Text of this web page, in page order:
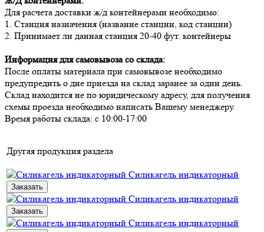
Для расчета доставки ж/д контейнерами необходимо:
1. Станция назначения (название станции, код станции)
2. Принимает ли данная станция 20-40 фут. контейнеры
Информация для самовывоза со склада:
После оплаты материала при самовывозе необходимо
предупредить о дне приезда на склад заранее за один день.
Склад находится не по юридическому адресу, для получения
схемы проезда необходимо написать Вашему менеджеру.
Время работы склада: с 10:00-17:00
Другая продукция раздела
Силикагель индикаторный
Заказать
Силикагель индикаторный
Заказать
Силикагель индикаторный